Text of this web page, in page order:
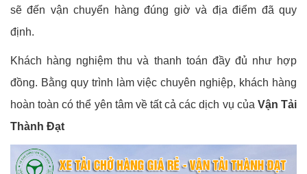
sẽ đến vận chuyển hàng đúng giờ và địa điểm đã quy
định.
Khách hàng nghiệm thu và thanh toán đầy đủ như hợp
đồng. Bằng quy trình làm việc chuyên nghiệp, khách hàng
hoàn toàn có thể yên tâm về tất cả các dịch vụ của Vận Tải
Thành Đạt